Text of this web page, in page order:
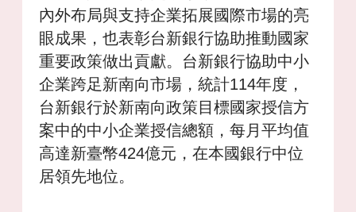
內外布局與支持企業拓展國際市場的亮
眼成果，也表彰台新銀行協助推動國家
重要政策做出貢獻。台新銀行協助中小
企業跨足新南向市場，統計114年度，
台新銀行於新南向政策目標國家授信方
案中的中小企業授信總額，每月平均值
高達新臺幣424億元，在本國銀行中位
居領先地位。